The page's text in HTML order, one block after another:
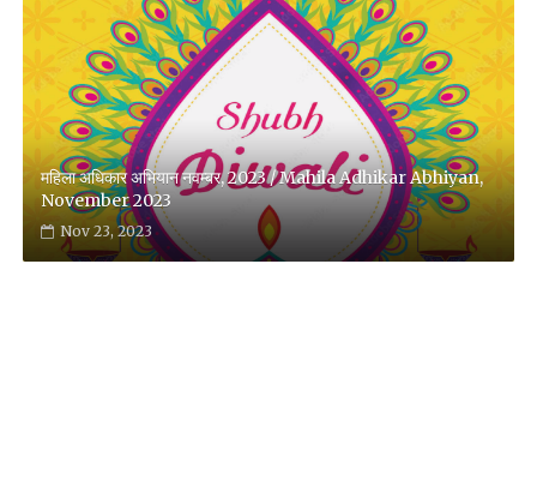
महिला अधिकार अभियान नवम्बर, 2023 / Mahila Adhikar Abhiyan,
November 2023
Nov 23, 2023